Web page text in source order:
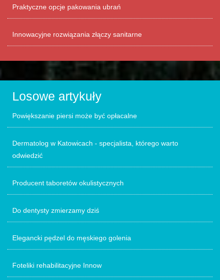
Praktyczne opcje pakowania ubrań
Innowacyjne rozwiązania złączy sanitarne
Losowe artykuły
Powiększanie piersi może być opłacalne
Dermatolog w Katowicach - specjalista, którego warto
odwiedzić
Producent taboretów okulistycznych
Do dentysty zmierzamy dziś
Elegancki pędzel do męskiego golenia
Foteliki rehabilitacyjne Innow